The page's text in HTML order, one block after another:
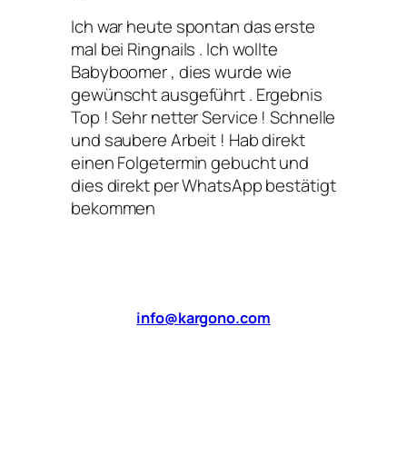
Ich war heute spontan das erste
mal bei Ringnails . Ich wollte
Babyboomer , dies wurde wie
gewünscht ausgeführt . Ergebnis
Top ! Sehr netter Service ! Schnelle
und saubere Arbeit ! Hab direkt
einen Folgetermin gebucht und
dies direkt per WhatsApp bestätigt
bekommen
info@kargono.com